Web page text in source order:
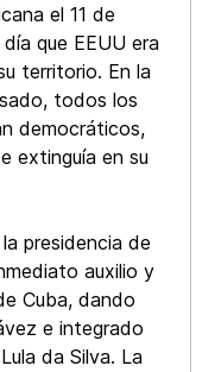
el 11 de
que EEUU era
territorio. En la
todos los
democráticos,
extinguía en su
presidencia de
auxilio y
Cuba, dando
e integrado
da Silva. La